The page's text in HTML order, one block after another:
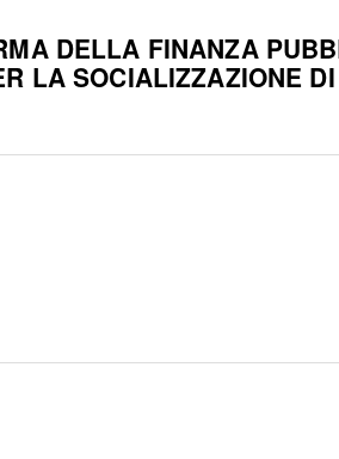
DELLA FINANZA
LA SOCIALIZZAZIONE